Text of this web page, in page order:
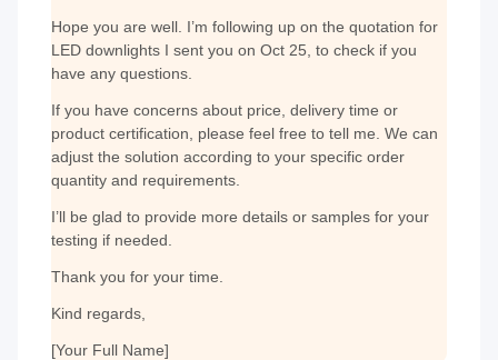
Hope you are well. I’m following up on the quotation for
LED downlights I sent you on Oct 25, to check if you
have any questions.
If you have concerns about price, delivery time or
product certification, please feel free to tell me. We can
adjust the solution according to your specific order
quantity and requirements.
I’ll be glad to provide more details or samples for your
testing if needed.
Thank you for your time.
Kind regards,
[Your Full Name]